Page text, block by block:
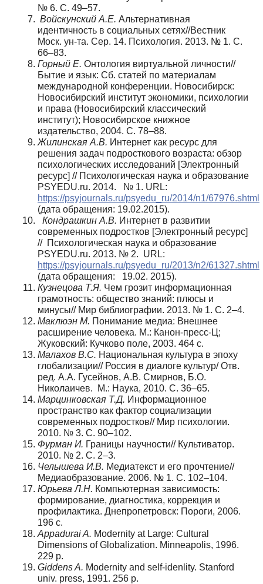
№ 6. С. 49–57.
Войскунский А.Е. Альтернативная
идентичность в социальных сетях//Вестник
Моск. ун-та. Сер. 14. Психология. 2013. № 1. С.
66–83.
Горный Е. Онтология виртуальной личности//
Бытие и язык: Сб. статей по материалам
международной конференции. Новосибирск:
Новосибирский институт экономики, психологии
и права (Новосибирский классический
институт); Новосибирское книжное
издательство, 2004. С. 78–88.
Жилинская А.В. Интернет как ресурс для
решения задач подросткового возраста: обзор
психологических исследований [Электронный
ресурс] // Психологическая наука и образование
PSYEDU.ru. 2014. № 1. URL:
https://psyjournals.ru/psyedu_ru/2014/n1/67976.shtml
(дата обращения: 19.02.2015).
Кондрашкин А.В. Интернет в развитии
современных подростков [Электронный ресурс]
// Психологическая наука и образование
PSYEDU.ru. 2013. № 2. URL:
https://psyjournals.ru/psyedu_ru/2013/n2/61327.shtml
(дата обращения: 19.02. 2015).
Кузнецова Т.Я. Чем грозит информационная
грамотность: общество знаний: плюсы и
минусы// Мир библиографии. 2013. № 1. С. 2–4.
Маклюэн М. Понимание медиа: Внешнее
расширение человека. М.: Канон-пресс-Ц;
Жуковский: Кучково поле, 2003. 464 с.
Малахов В.С. Национальная культура в эпоху
глобализации// Россия в диалоге культур/ Отв.
ред. А.А. Гусейнов, А.В. Смирнов, Б.О.
Николаичев. М.: Наука, 2010. С. 36–65.
Марцинковская Т.Д. Информационное
пространство как фактор социализации
современных подростков// Мир психологии.
2010. № 3. С. 90–102.
Фурман И. Границы научности// Культиватор.
2010. № 2. С. 2–3.
Челышева И.В. Медиатекст и его прочтение//
Медиаобразование. 2006. № 1. С. 102–104.
Юрьева Л.Н. Компьютерная зависимость:
формирование, диагностика, коррекция и
профилактика. Днепропетровск: Пороги, 2006.
196 с.
Appadurai A. Modernity at Large: Cultural
Dimensions of Globalization. Minneapolis, 1996.
229 р.
Giddens A. Modernity and self-idenlity. Stanford
univ. press, 1991. 256 p.